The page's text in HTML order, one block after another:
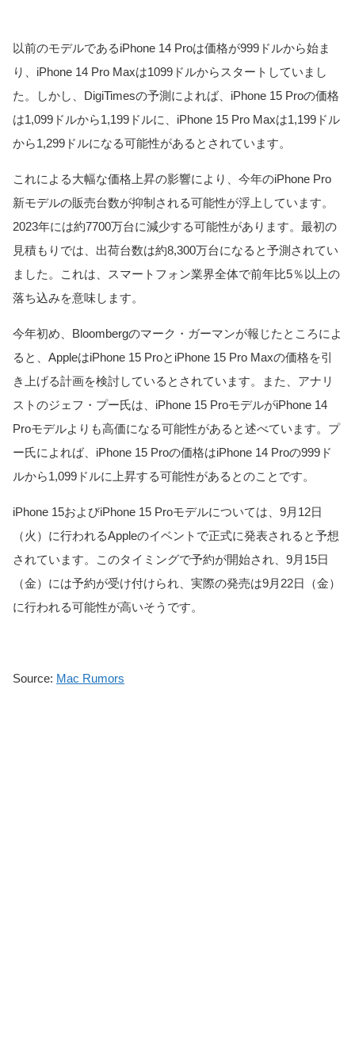
以前のモデルであるiPhone 14 Proは価格が999ドルから始ま
り、iPhone 14 Pro Maxは1099ドルからスタートしていまし
た。しかし、DigiTimesの予測によれば、iPhone 15 Proの価格
は1,099ドルから1,199ドルに、iPhone 15 Pro Maxは1,199ドル
から1,299ドルになる可能性があるとされています。
これによる大幅な価格上昇の影響により、今年のiPhone Pro
新モデルの販売台数が抑制される可能性が浮上しています。
2023年には約7700万台に減少する可能性があります。最初の
見積もりでは、出荷台数は約8,300万台になると予測されてい
ました。これは、スマートフォン業界全体で前年比5％以上の
落ち込みを意味します。
今年初め、Bloombergのマーク・ガーマンが報じたところによ
ると、AppleはiPhone 15 ProとiPhone 15 Pro Maxの価格を引
き上げる計画を検討しているとされています。また、アナリ
ストのジェフ・プー氏は、iPhone 15 ProモデルがiPhone 14
Proモデルよりも高価になる可能性があると述べています。プ
ー氏によれば、iPhone 15 Proの価格はiPhone 14 Proの999ド
ルから1,099ドルに上昇する可能性があるとのことです。
iPhone 15およびiPhone 15 Proモデルについては、9月12日
（火）に行われるAppleのイベントで正式に発表されると予想
されています。このタイミングで予約が開始され、9月15日
（金）には予約が受け付けられ、実際の発売は9月22日（金）
に行われる可能性が高いそうです。
Source: Mac Rumors